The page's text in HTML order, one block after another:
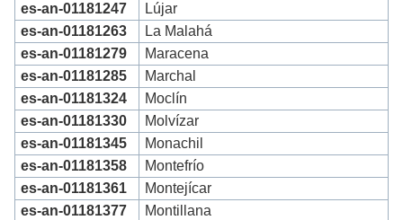
es-an-01181247
Lújar
es-an-01181263
La Malahá
es-an-01181279
Maracena
es-an-01181285
Marchal
es-an-01181324
Moclín
es-an-01181330
Molvízar
es-an-01181345
Monachil
es-an-01181358
Montefrío
es-an-01181361
Montejícar
es-an-01181377
Montillana